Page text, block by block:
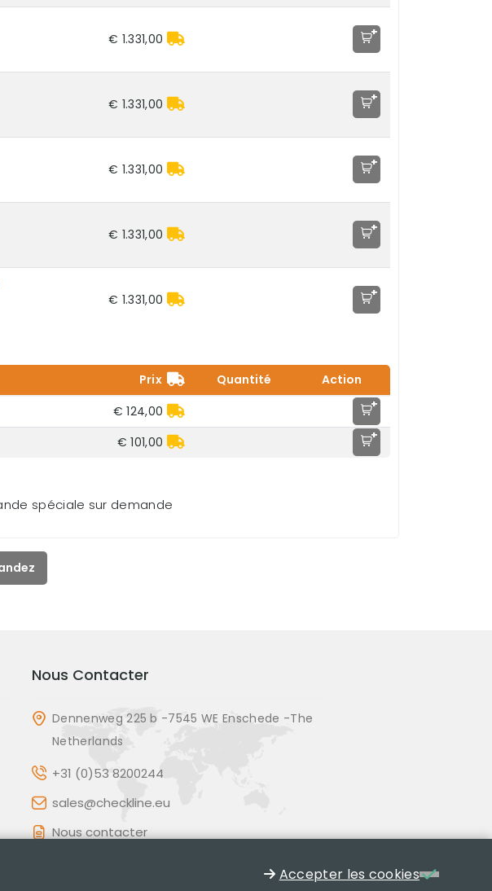
€ 1.331,00 +
€ 1.331,00 +
€ 1.331,00 +
€ 1.331,00 +
€ 1.331,00 +
Prix Quantité
Action
€ 124,00 +
€ 101,00 +
spéciale sur demande
Nous Contacter
Dennenweg 225 b -7545 WE Enschede -The
Netherlands
+31 (0)53 8200244
sales@checkline.eu
Nous contacter
Accepter les cookies